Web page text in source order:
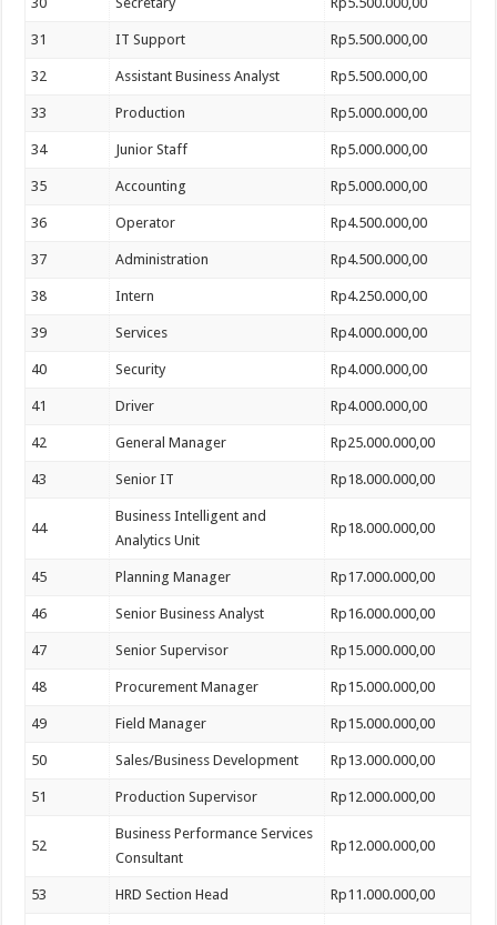
31 IT Support Rp5.500.000,00
32 Assistant Business Analyst Rp5.500.000,00
33 Production Rp5.000.000,00
34 Junior Staff Rp5.000.000,00
35 Accounting Rp5.000.000,00
36 Operator Rp4.500.000,00
37 Administration Rp4.500.000,00
38 Intern Rp4.250.000,00
39 Services Rp4.000.000,00
40 Security Rp4.000.000,00
41 Driver Rp4.000.000,00
42 General Manager Rp25.000.000,00
43 Senior IT Rp18.000.000,00
44
Business Intelligent and
Analytics Unit
Rp18.000.000,00
45 Planning Manager Rp17.000.000,00
46 Senior Business Analyst Rp16.000.000,00
47 Senior Supervisor Rp15.000.000,00
48 Procurement Manager Rp15.000.000,00
49 Field Manager Rp15.000.000,00
50 Sales/Business Development Rp13.000.000,00
51 Production Supervisor Rp12.000.000,00
52
Business Performance Services
Consultant
Rp12.000.000,00
53 HRD Section Head Rp11.000.000,00